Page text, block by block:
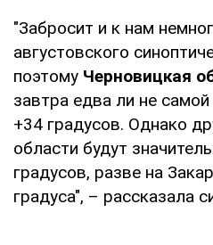
"Забросит и к нам
августовского
поэтому Черновицкая
завтра едва ли не
+34 градусов. Однако
области будут
градусов, разве на
градуса", – рассказала